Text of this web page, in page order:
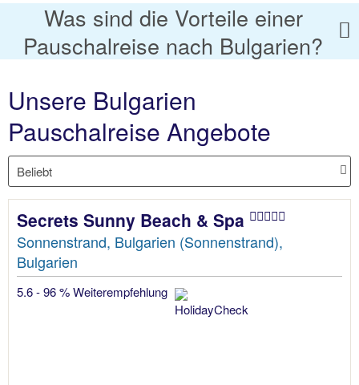
Was sind die Vorteile einer
Pauschalreise nach Bulgarien?
Unsere Bulgarien
Pauschalreise Angebote
Secrets Sunny Beach & Spa
Sonnenstrand, Bulgarien (Sonnenstrand),
Bulgarien
5.6 - 96 % Weiterempfehlung